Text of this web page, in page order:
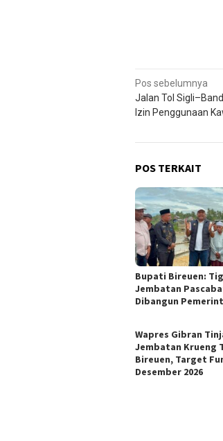
Navigasi
pos
Pos sebelumnya
Jalan Tol
Izin Penggunaan
POS TERKAIT
Bupati Bireuen:
Jembatan
Dibangun
Wapres Gibran
Jembatan Krueng
Bireuen, Target
Desember 2026